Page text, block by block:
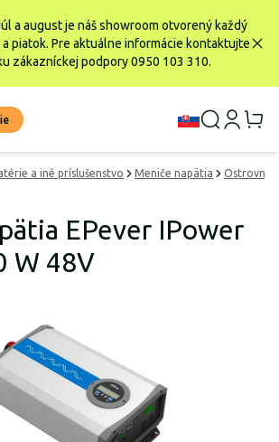
a august je náš showroom otvorený každý
piatok. Pre aktuálne informácie kontaktujte
zákazníckej podpory 0950 103 310.
a iné príslušenstvo Meniče napätia Ostrovné
EPever IPower
W 48V